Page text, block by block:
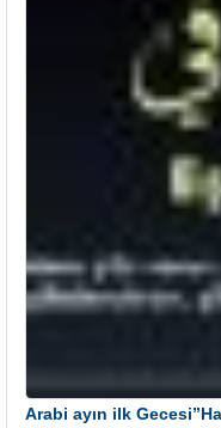
Arabi ayın ilk